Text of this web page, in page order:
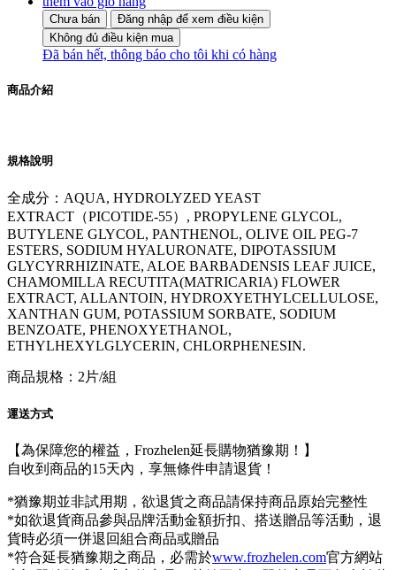
Chưa bán
Đăng nhập để xem điều kiện
Không đủ điều kiện mua
Đã bán hết, thông báo cho tôi khi có hàng
商品介紹
規格說明
全成分：AQUA, HYDROLYZED YEAST
EXTRACT（PICOTIDE-55）, PROPYLENE GLYCOL,
BUTYLENE GLYCOL, PANTHENOL, OLIVE OIL PEG-7
ESTERS, SODIUM HYALURONATE, DIPOTASSIUM
GLYCYRRHIZINATE, ALOE BARBADENSIS LEAF JUICE,
CHAMOMILLA RECUTITA(MATRICARIA) FLOWER
EXTRACT, ALLANTOIN, HYDROXYETHYLCELLULOSE,
XANTHAN GUM, POTASSIUM SORBATE, SODIUM
BENZOATE, PHENOXYETHANOL,
ETHYLHEXYLGLYCERIN, CHLORPHENESIN.
商品規格：2片/組
運送方式
【為保障您的權益，Frozhelen延長購物猶豫期！】
自收到商品的15天內，享無條件申請退貨！
*猶豫期並非試用期，欲退貨之商品請保持商品原始完整性
*如欲退貨商品參與品牌活動金額折扣、搭送贈品等活動，退
貨時必須一併退回組合商品或贈品
*符合延長猶豫期之商品，必需於www.frozhelen.com官方網站